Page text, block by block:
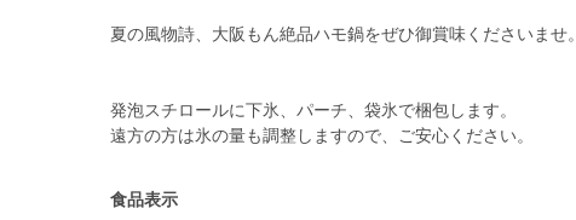
夏の風物詩、大阪もん絶品ハモ鍋をぜひ御賞味くださいませ。
発泡スチロールに下氷、パーチ、袋氷で梱包します。
遠方の方は氷の量も調整しますので、ご安心ください。
食品表示